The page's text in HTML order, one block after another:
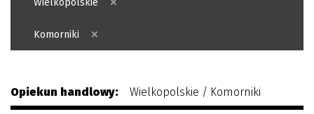
Wielkopolskie
Komorniki ×
Opiekun handlowy: Wielkopolskie / Komorniki